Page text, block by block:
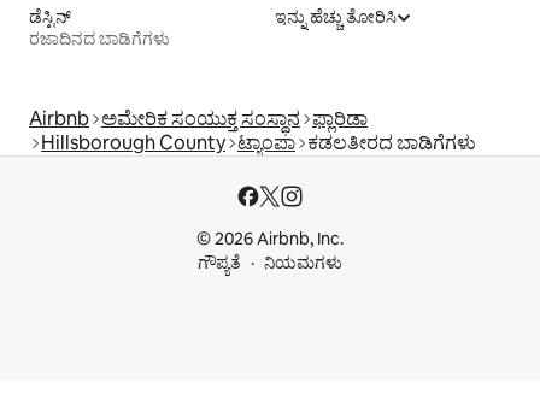
ಡೆಸ್ಟಿನ್
ರಜಾದಿನದ ಬಾಡಿಗೆಗಳು
ಇನ್ನು ಹೆಚ್ಚು ತೋರಿಸಿ
Airbnb ಅಮೇರಿಕ ಸಂಯುಕ್ತ ಸಂಸ್ಥಾನ ಫ್ಲಾರಿಡಾ
Hillsborough County ಟ್ಯಾಂಪಾ ಕಡಲತೀರದ ಬಾಡಿಗೆಗಳು
© 2026 Airbnb, Inc.
ಗೌಪ್ಯತೆ
ನಿಯಮಗಳು